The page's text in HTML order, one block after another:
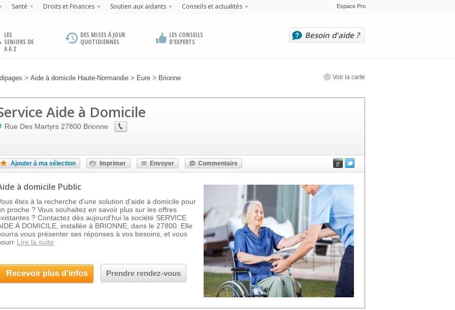
Santé Droits et Finances Soutien aux aidants Conseils et actualités Espace Pro
LES
SENIORS DE
A À Z
DES MISES À JOUR
QUOTIDIENNES
LES CONSEILS
D'EXPERTS
Besoin d'aide ?
> Aide à domicile Haute-Normandie > Eure > Brionne Voir la carte
Aide à Domicile
Rue Des Martyrs 27800 Brionne
Ajouter à ma sélection Imprimer Envoyer Commentaire
à domicile Public
êtes à la recherche d'une solution d'aide à domicile pour
proche ? Vous souhaitez en savoir plus sur les offres
? Contactez dès aujourd'hui la société SERVICE
À DOMICILE, installée à BRIONNE, dans le 27800. Elle
vous présenter ses réponses à vos besoins, et vous
Lire la suite
Recevoir plus d'infos Prendre rendez-vous